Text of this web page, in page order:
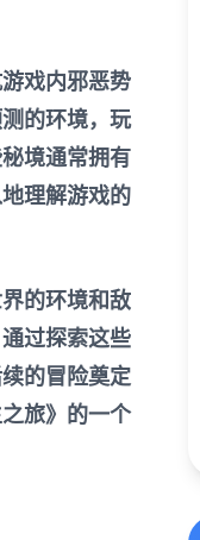
戏内邪恶势
的环境，玩
境通常拥有
理解游戏的
的环境和敌
过探索这些
的冒险奠定
旅》的一个